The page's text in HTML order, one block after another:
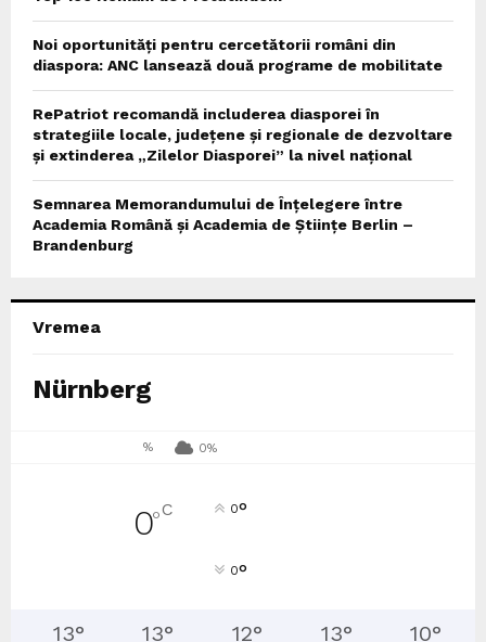
Noi oportunități pentru cercetătorii români din
diaspora: ANC lansează două programe de mobilitate
RePatriot recomandă includerea diasporei în
strategiile locale, județene și regionale de dezvoltare
și extinderea „Zilelor Diasporei” la nivel național
Semnarea Memorandumului de Înțelegere între
Academia Română și Academia de Științe Berlin –
Brandenburg
Vremea
Nürnberg
% 0%
0°C 0°
0°
13° 13° 12° 13° 10°